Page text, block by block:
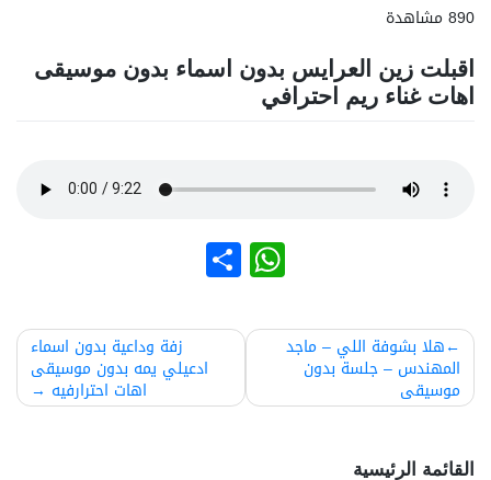
890 مشاهدة
اقبلت زين العرايس بدون اسماء بدون موسيقى
اهات غناء ريم احترافي
WhatsApp
نشر
تصفّح
المقالات
هلا بشوفة اللي – ماجد
المهندس – جلسة بدون
موسيقى
زفة وداعية بدون اسماء
ادعيلي يمه بدون موسيقى
اهات احترارفيه
القائمة الرئيسية